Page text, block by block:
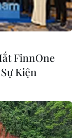
súng đi
FinnOne
Kiện